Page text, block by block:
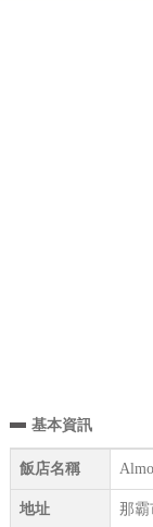
基本資訊
飯店名稱
地址 那霸